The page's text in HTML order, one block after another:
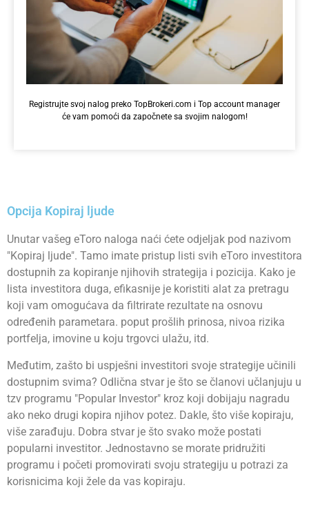
Registrujte svoj nalog preko TopBrokeri.com i Top account manager
će vam pomoći da započnete sa svojim nalogom!
Opcija Kopiraj ljude
Unutar vašeg eToro naloga naći ćete odjeljak pod nazivom
"Kopiraj ljude". Tamo imate pristup listi svih eToro investitora
dostupnih za kopiranje njihovih strategija i pozicija. Kako je
lista investitora duga, efikasnije je koristiti alat za pretragu
koji vam omogućava da filtrirate rezultate na osnovu
određenih parametara. poput prošlih prinosa, nivoa rizika
portfelja, imovine u koju trgovci ulažu, itd.
Međutim, zašto bi uspješni investitori svoje strategije učinili
dostupnim svima? Odlična stvar je što se članovi učlanjuju u
tzv programu "Popular Investor" kroz koji dobijaju nagradu
ako neko drugi kopira njihov potez. Dakle, što više kopiraju,
više zarađuju. Dobra stvar je što svako može postati
popularni investitor. Jednostavno se morate pridružiti
programu i početi promovirati svoju strategiju u potrazi za
korisnicima koji žele da vas kopiraju.